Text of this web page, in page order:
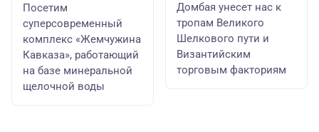
Посетим
суперсовременный
комплекс «Жемчужина
Кавказа», работающий
на базе минеральной
щелочной воды
Домбая унесет нас к
тропам Великого
Шелкового пути и
Византийским
торговым факториям